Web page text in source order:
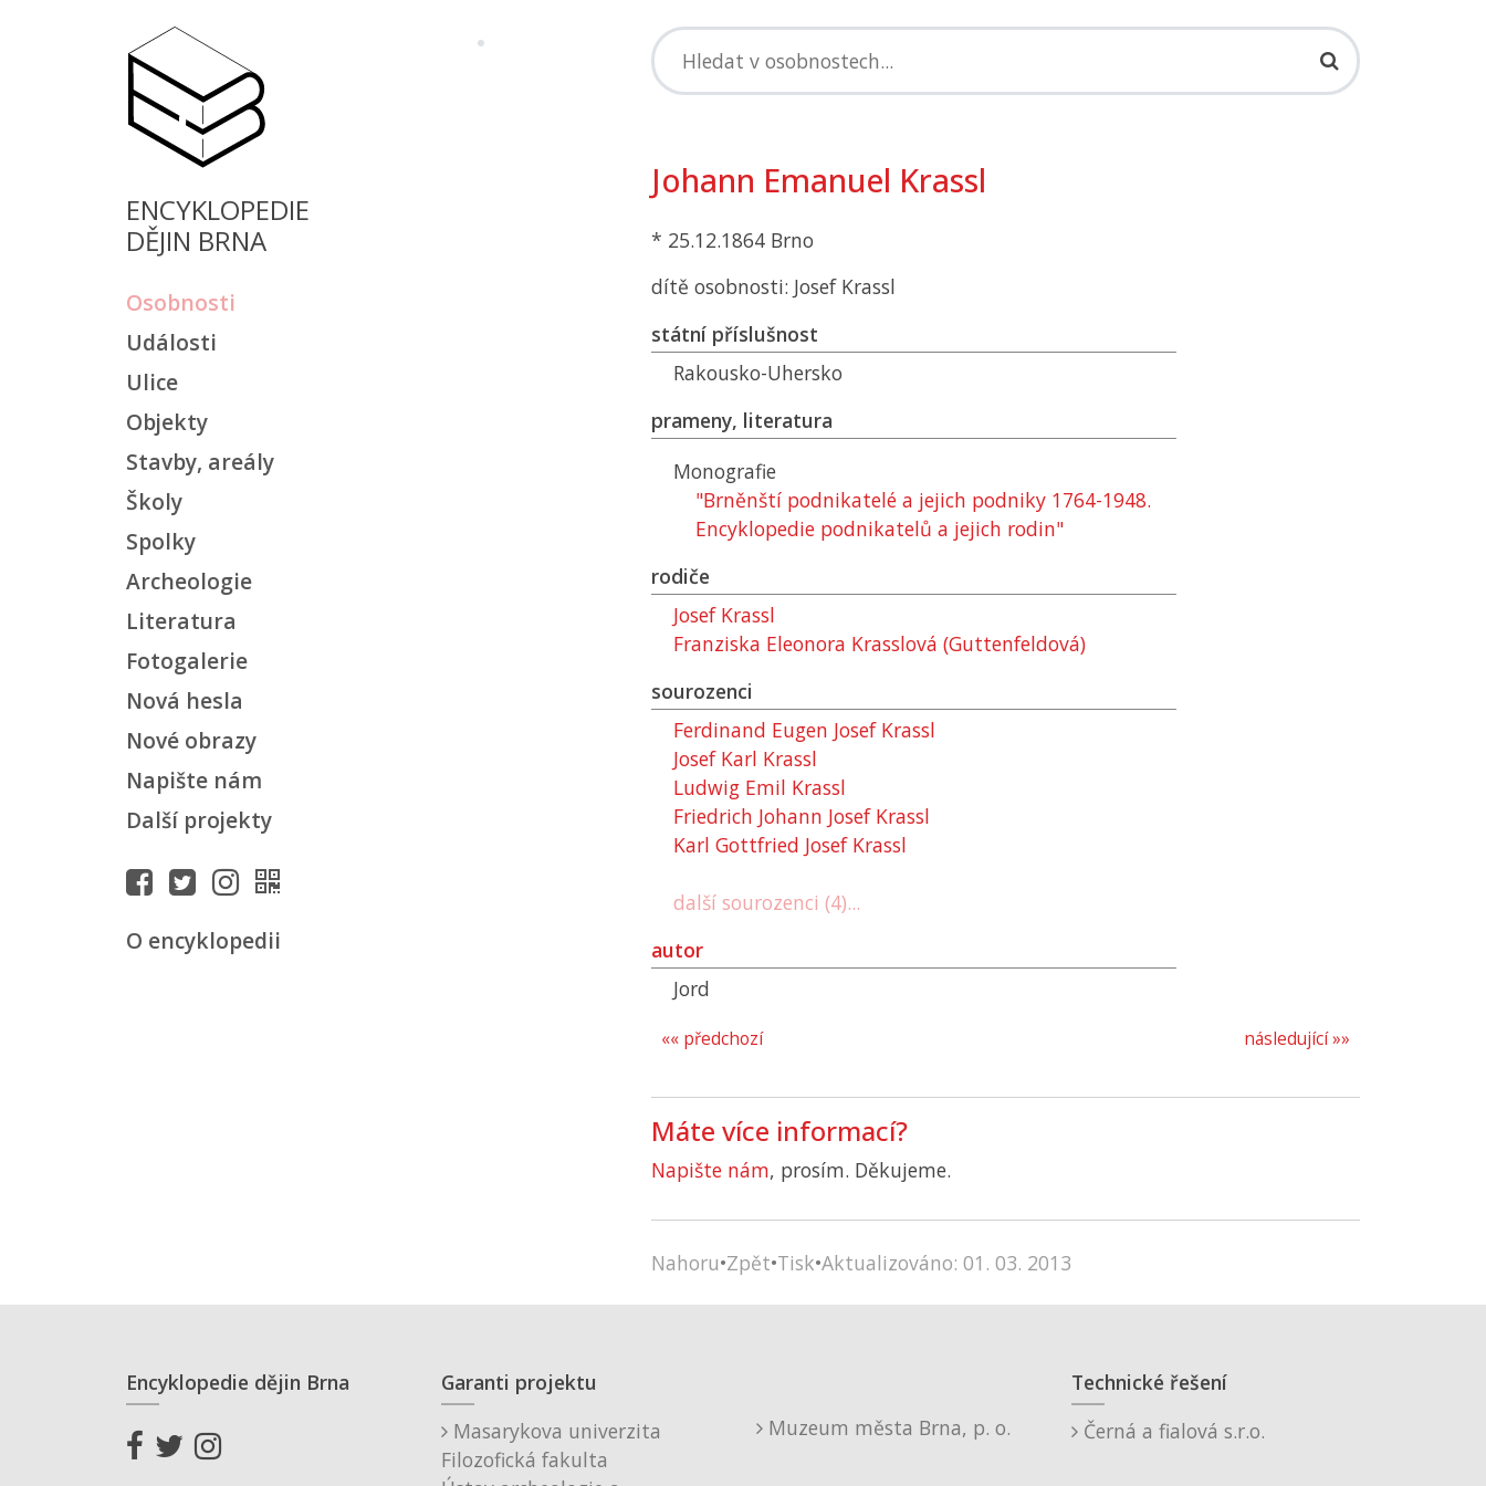
ENCYKLOPEDIE
DĚJIN BRNA
Osobnosti
Události
Ulice
Objekty
Stavby, areály
Školy
Spolky
Archeologie
Literatura
Fotogalerie
Nová hesla
Nové obrazy
Napište nám
Další projekty
O encyklopedii
Johann Emanuel Krassl
* 25.12.1864 Brno
dítě osobnosti: Josef Krassl
státní příslušnost
Rakousko-Uhersko
prameny, literatura
Monografie
"Brněnští podnikatelé a jejich podniky 1764-1948.
Encyklopedie podnikatelů a jejich rodin"
rodiče
Josef Krassl
Franziska Eleonora Krasslová (Guttenfeldová)
sourozenci
Ferdinand Eugen Josef Krassl
Josef Karl Krassl
Ludwig Emil Krassl
Friedrich Johann Josef Krassl
Karl Gottfried Josef Krassl
další sourozenci (4)...
autor
Jord
následující »»
«« předchozí
Máte více informací?
Napište nám, prosím. Děkujeme.
Nahoru•Zpět•Tisk•Aktualizováno: 01. 03. 2013
Encyklopedie dějin Brna
Garanti projektu
Masarykova univerzita
Filozofická fakulta
Muzeum města Brna, p. o.
Technické řešení
Černá a fialová s.r.o.